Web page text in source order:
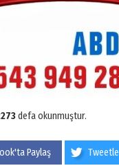
defa okunmuştur.
Paylaş Tweetle